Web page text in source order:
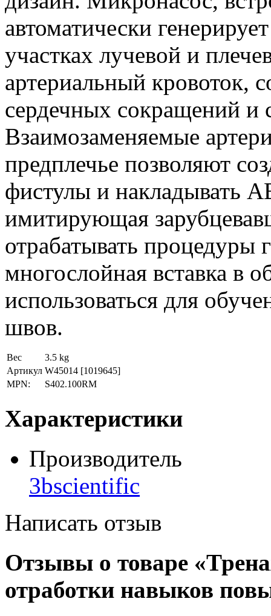
автоматически
участках лучевой и
артериальный кровоток,
сердечных сокращений и
Взаимозаменяемые
предплечье позволяют
фистулы и накладывать
имитирующая
отрабатывать процедуры
многослойная вставка в
использоваться для
швов.
Вес
3.5 kg
Артикул W45014 [1019645]
MPN:
S402.100RM
Характеристики
Производитель
3bscientific
Написать отзыв
Отзывы о товаре
отработки навыков